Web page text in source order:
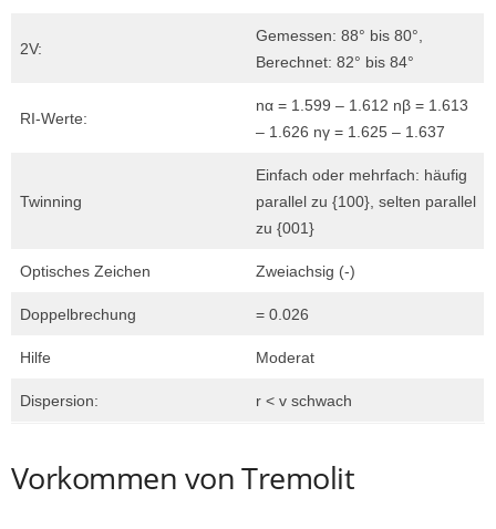
2V:
Gemessen: 88° bis 80°,
Berechnet: 82° bis 84°
RI-Werte:
nα = 1.599 – 1.612 nβ = 1.613
– 1.626 nγ = 1.625 – 1.637
Twinning
Einfach oder mehrfach: häufig
parallel zu {100}, selten parallel
zu {001}
Optisches Zeichen Zweiachsig (-)
Doppelbrechung = 0.026
Hilfe Moderat
Dispersion: r < v schwach
Vorkommen von Tremolit